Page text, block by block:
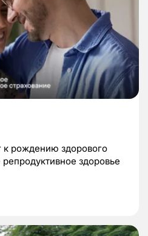
к рождению здорового
здоровье